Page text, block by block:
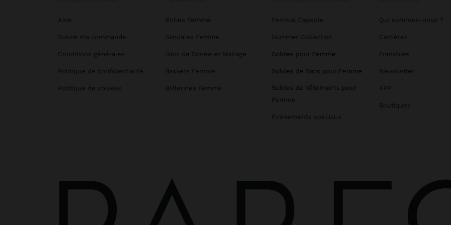
Aide
Suivre ma commande
Conditions générales
Politique de confidentialité
Politique de cookies
Robes Femme
Sandales Femme
Sacs de Soirée et Mariage
Baskets Femme
Ballerines Femme
Festival Capsule
Summer Collection
Soldes pour Femme
Soldes de Sacs pour Femme
Soldes de Vêtements pour
Femme
Événements spéciaux
Qui sommes-nous ?
Carrières
Franchise
Newsletter
APP
Boutiques